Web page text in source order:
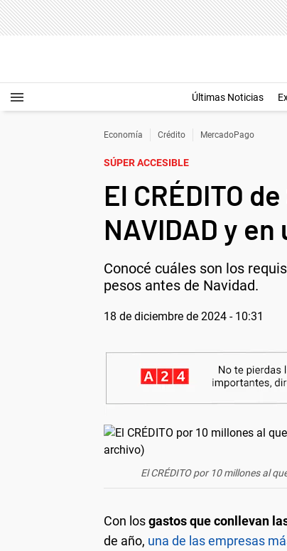
Últimas Noticias
Economía Crédito MercadoPago
SÚPER ACCESIBLE
El CRÉDITO
NAVIDAD y
Conocé cuáles son los
pesos antes de Navidad.
18 de diciembre de 2024 - 10:31
El CRÉDITO por 10 millones al
Con losgastos que conllevan
de año, una de las empresas